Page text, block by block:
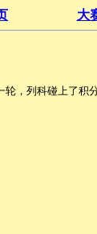
大
轮，列科碰上了